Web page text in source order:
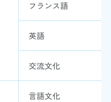
フランス語
英語
交流文化
言語文化